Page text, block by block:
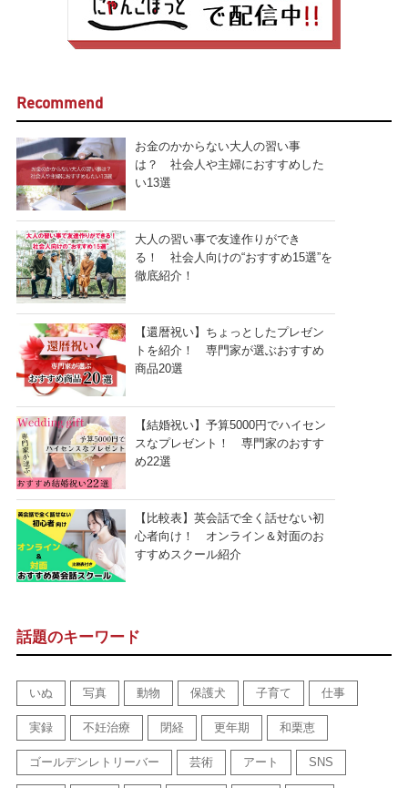
Recommend
お金のかからない大人の習い事
は？ 社会人や主婦におすすめした
い13選
大人の習い事で友達作りができ
る！ 社会人向けの“おすすめ15選”を
徹底紹介！
【還暦祝い】ちょっとしたプレゼン
トを紹介！ 専門家が選ぶおすすめ
商品20選
【結婚祝い】予算5000円でハイセン
スなプレゼント！ 専門家のおすす
め22選
【比較表】英会話で全く話せない初
心者向け！ オンライン＆対面のお
すすめスクール紹介
話題のキーワード
いぬ 写真 動物 保護犬 子育て 仕事
実録 不妊治療 閉経 更年期 和栗恵
ゴールデンレトリーバー 芸術 アート SNS